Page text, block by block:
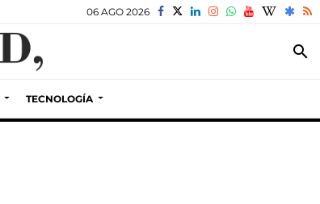
06 AGO 2026
search
TECNOLOGÍA